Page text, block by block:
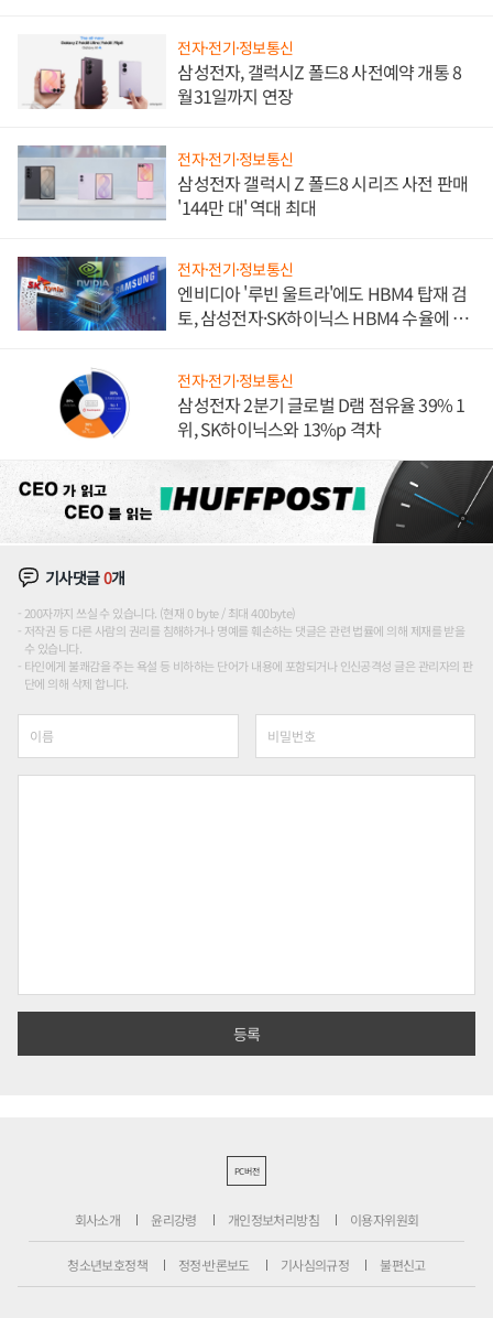
전자·전기·정보통신
삼성전자, 갤럭시Z 폴드8 사전예약 개통 8
월31일까지 연장
전자·전기·정보통신
삼성전자 갤럭시 Z 폴드8 시리즈 사전 판매
'144만 대' 역대 최대
전자·전기·정보통신
엔비디아 '루빈 울트라'에도 HBM4 탑재 검
토, 삼성전자·SK하이닉스 HBM4 수율에 주
전자·전기·정보통신
삼성전자 2분기 글로벌 D램 점유율 39% 1
위, SK하이닉스와 13%p 격차
기사댓글0개
200자까지 쓰실 수 있습니다. (현재 0 byte / 최대 400byte)
저작권 등 다른 사람의 권리를 침해하거나 명예를 훼손하는 댓글은 관련 법률에 의해 제재를 받을
수 있습니다.
타인에게 불쾌감을 주는 욕설 등 비하하는 단어가 내용에 포함되거나 인신공격성 글은 관리자의 판
단에 의해 삭제 합니다.
PC버전
회사소개 윤리강령 개인정보처리방침 이용자위원회
청소년보호정책 정정·반론보도 기사심의규정 불편신고